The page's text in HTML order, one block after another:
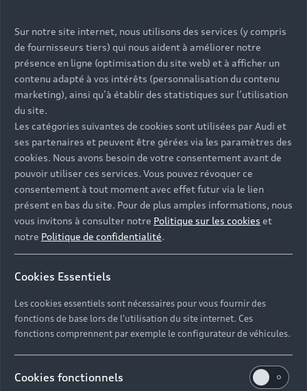
Sur notre site internet, nous utilisons des services (y compris
de fournisseurs tiers) qui nous aident à améliorer notre
présence en ligne (optimisation du site web) et à afficher un
contenu adapté à vos intérêts (personnalisation du contenu
marketing), ainsi qu’à établir des statistiques sur l’utilisation
du site.
Les catégories suivantes de cookies sont utilisées par Audi et
ses partenaires et peuvent être gérées via les paramètres des
cookies. Nous avons besoin de votre consentement avant de
pouvoir utiliser ces services. Vous pouvez révoquer ce
consentement à tout moment avec effet futur via le lien
présent en bas du site. Pour de plus amples informations, nous
vous invitons à consulter notre Politique sur les cookies et
notre Politique de confidentialité.
Cookies Essentiels
Les cookies essentiels sont nécessaires pour vous fournir des
fonctions de base lors de l'utilisation du site internet. Ces
fonctions comprennent par exemple le configurateur de véhicules.
Cookies fonctionnels